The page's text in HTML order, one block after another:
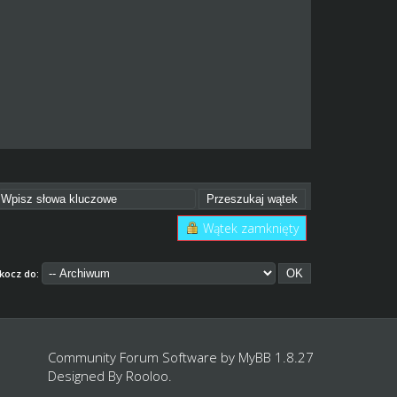
Wątek zamknięty
do:
Community Forum Software by MyBB 1.8.27
Designed By Rooloo.